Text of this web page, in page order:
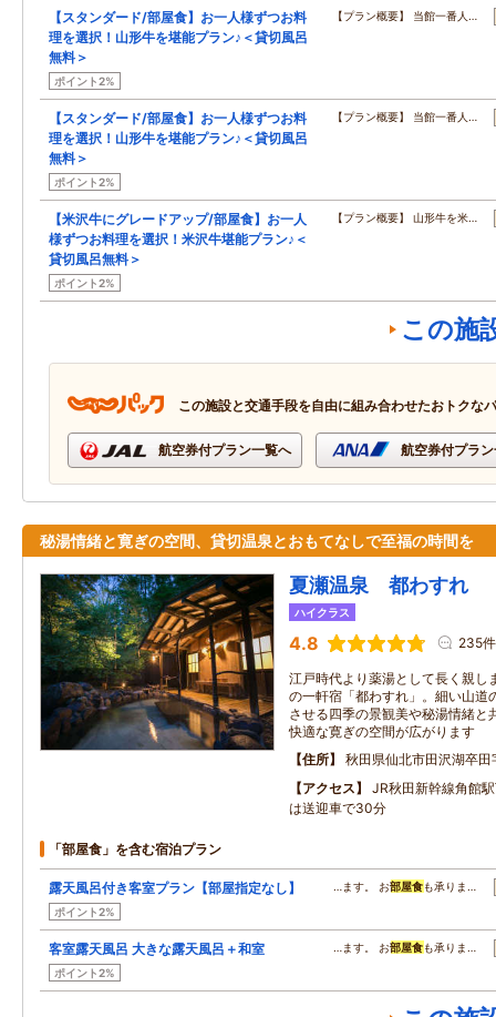
【スタンダード/部屋食】お一人様ずつお料
理を選択！山形牛を堪能プラン♪＜貸切風呂
無料＞
ポイント2%
【プラン概要】 当館一番人…
【スタンダード/部屋食】お一人様ずつお料
理を選択！山形牛を堪能プラン♪＜貸切風呂
無料＞
ポイント2%
【プラン概要】 当館一番人…
【米沢牛にグレードアップ/部屋食】お一人
様ずつお料理を選択！米沢牛堪能プラン♪＜
貸切風呂無料＞
ポイント2%
【プラン概要】 山形牛を米…
この施
この施設と交通手段を自由に組み合わせたおトクな
航空券付プラン一覧へ 航空券付プラ
秘湯情緒と寛ぎの空間、貸切温泉とおもてなしで至福の時間を
夏瀬温泉 都わすれ
ハイクラス
4.8 235件
江戸時代より薬湯として長く親し
の一軒宿「都わすれ」。細い山道
させる四季の景観美や秘湯情緒と
快適な寛ぎの空間が広がります
住所
秋田県仙北市田沢湖卒田
アクセス
JR秋田新幹線角館
は送迎車で30分
「部屋食」を含む宿泊プラン
露天風呂付き客室プラン【部屋指定なし】
ポイント2%
…ます。 お部屋食も承りま…
客室露天風呂 大きな露天風呂＋和室
ポイント2%
…ます。 お部屋食も承りま…